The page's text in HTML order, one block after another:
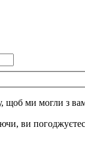
щоб ми могли з
ви